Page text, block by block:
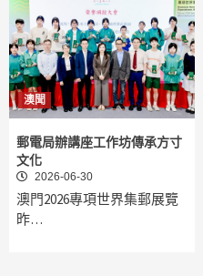
澳聞
郵電局辦講座工作坊傳承方寸
文化
2026-06-30
澳門2026專項世界集郵展覽
昨…